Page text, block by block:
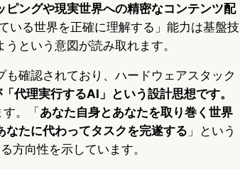
ングや現実世界への精密なコンテンツ配
いる世界を正確に理解する」能力は基盤技
という意図が読み取れます。
確認されており、ハードウェアスタック
代理実行するAI」という設計思想です。
。「あなた自身とあなたを取り巻く世界
たに代わってタスクを完遂する 」という
方向性を示しています。